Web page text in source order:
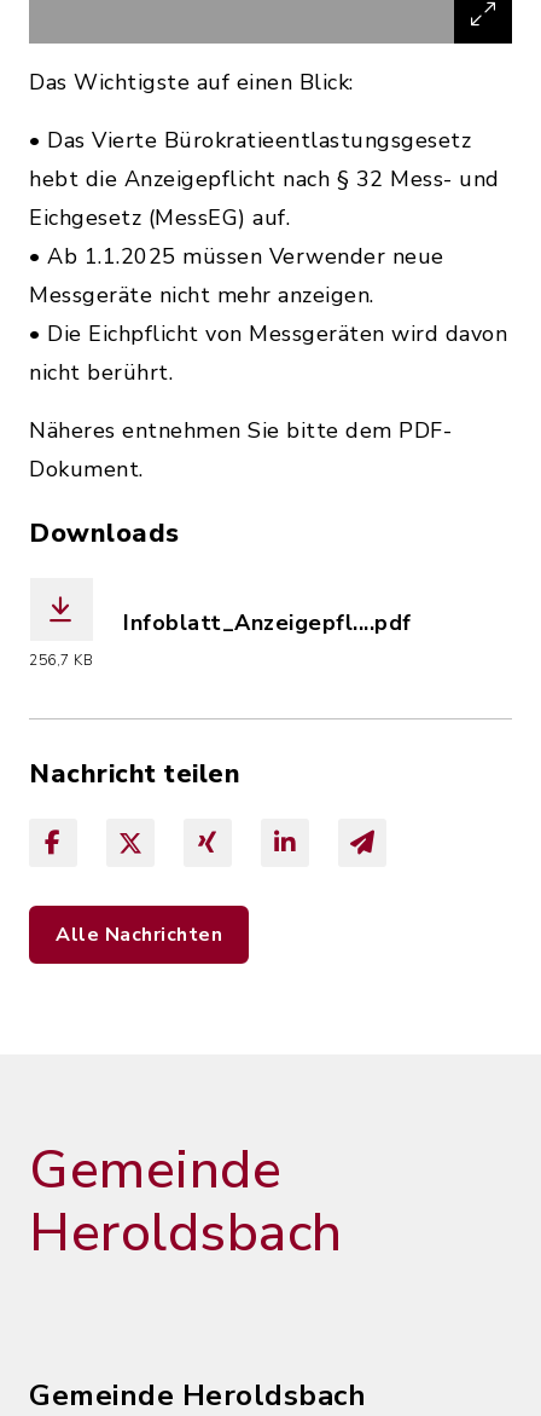
Das Wichtigste auf einen Blick:
• Das Vierte Bürokratieentlastungsgesetz
hebt die Anzeigepflicht nach § 32 Mess- und
Eichgesetz (MessEG) auf.
• Ab 1.1.2025 müssen Verwender neue
Messgeräte nicht mehr anzeigen.
• Die Eichpflicht von Messgeräten wird davon
nicht berührt.
Näheres entnehmen Sie bitte dem PDF-
Dokument.
Downloads
256,7 KB
Infoblatt_Anzeigepfl....pdf
Nachricht teilen
Alle Nachrichten
Gemeinde
Heroldsbach
Gemeinde Heroldsbach